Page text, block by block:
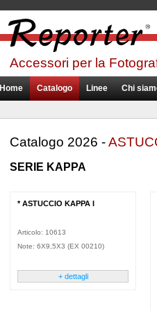
Accessori per la
Home Catalogo Linee Chi
Catalogo 2026 -
SERIE KAPPA
* ASTUCCIO KAPPA I
Articolo: 10613
Note: 6X9,5X3 (EX 00210)
+ dettagli